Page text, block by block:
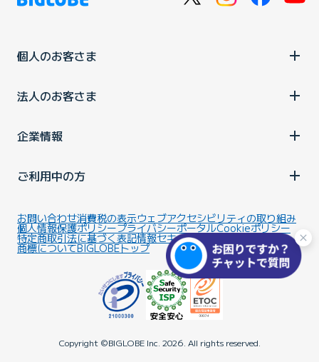
個人のお客さま
法人のお客さま
企業情報
ご利用中の方
お問い合わせ消費税の表示ウェブアクセシビリティの取り組み
個人情報保護ポリシープライバシーポータルCookieポリシー
特定商取引法に基づく表記情報セキュリティ基本方針
商標についてBIGLOBEトップ
Copyright ©BIGLOBE Inc. 2026. All rights reserved.